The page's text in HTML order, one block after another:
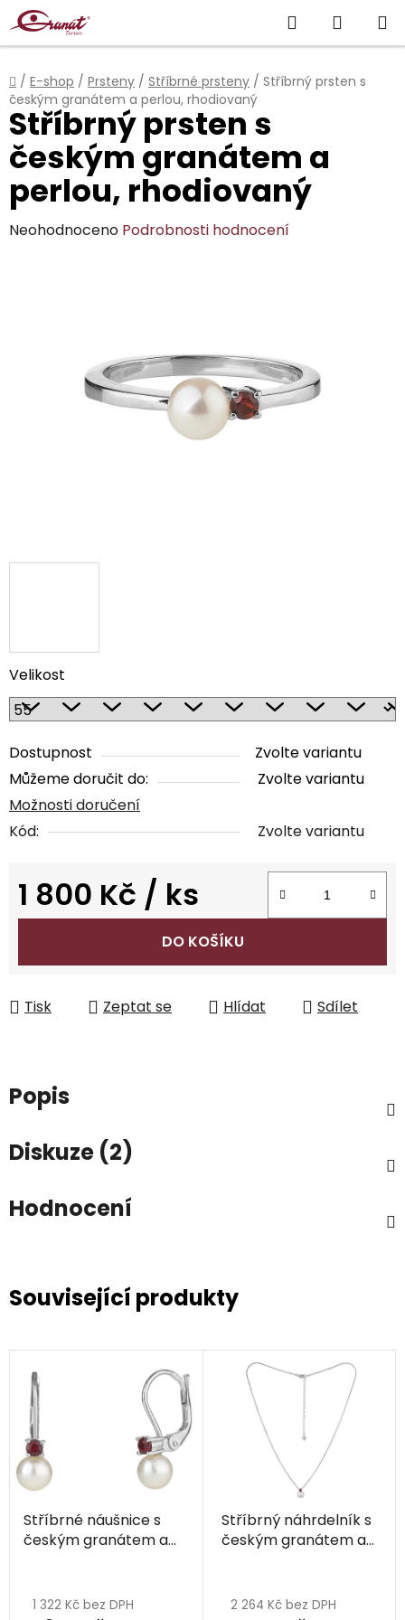
Přejít
na
obsah
Hledat
KOŠÍK
Domů
/ E-shop / Prsteny / Stříbrné prsteny / Stříbrný prsten s
českým granátem a perlou, rhodiovaný
Velikost
Dostupnost
Zvolte variantu
Můžeme doručit do:
Zvolte variantu
Možnosti doručení
Kód:
Zvolte variantu
1 800 Kč / ks
Měrná cena:
DO KOŠÍKU
Tisk Zeptat se Hlídat Sdílet
Stříbrný prsten s
českým granátem a
perlou, rhodiovaný
Průměrné
Neohodnoceno Podrobnosti hodnocení
Popis
Diskuze (2)
Hodnocení
Související produkty
Stříbrné náušnice s
českým granátem a
1 322 Kč bez DPH
Stříbrný náhrdelník s
českým granátem a
2 264 Kč bez DPH